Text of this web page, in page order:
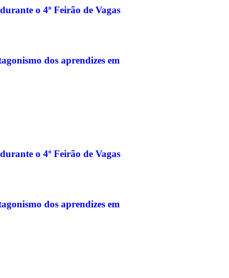
o 4º Feirão de Vagas
dos aprendizes em
o 4º Feirão de Vagas
dos aprendizes em